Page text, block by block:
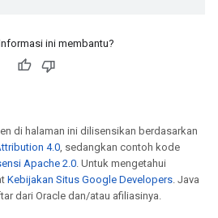
ini membantu?
di halaman ini dilisensikan berdasarkan
4.0, sedangkan contoh kode
Apache 2.0. Untuk mengetahui
Kebijakan Situs Google Developers. Java
dari Oracle dan/atau afiliasinya.